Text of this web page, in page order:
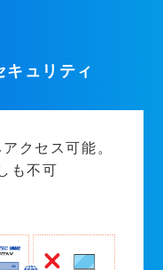
ュリティ
クセス可能。
も不可